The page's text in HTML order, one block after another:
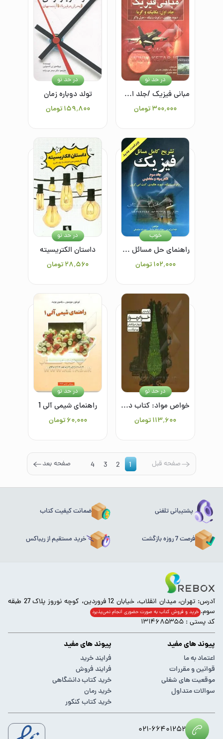
مبانی فیزیک /جلد اول: مکانیک و گرما
۳۰۰٬۰۰۰تومان
در حد نو
تولد دوباره زمان
۱۵۹٬۸۰۰ تومان
در حد نو
راهنمای حل مسائل فیزیک رابرت رزنیک، دیوید هالیدی، کنت اس. کرین: الکتریسیته و مغناطیس
۱۰۲٬۰۰۰ تومان
خوب
داستان الکتریسیته
۲۸٬۵۶۰تومان
در حد نو
خواص مواد: کتاب درسی
۱۱۳٬۶۰۰تومان
در حد نو
راهنمای شیمی آلی 1
۶۰٬۰۰۰ تومان
در حد نو
صفحه قبل 1
2
3
4 صفحه بعد
پشتیبانی تلفنی ضمانت کیفیت کتاب
فرصت 7 روزه بازگشت خرید مستقیم از ریباکس
آدرس: تهران، میدان انقلاب، خیابان 12 فروردین، کوچه نوروز پلاک 27 طبقه
سوم. خرید و فروش کتاب به صورت حضوری انجام‌ نمی‌پذیرد
کد پستی : ۱۳۱۴۶۸۵۳۵۵
پیوند های مفید
اعتماد به ما
قوانین و مقررات
موقعیت های شغلی
سوالات متداول
پیوند های مفید
فرایند خرید
فرایند فروش
خرید کتاب دانشگاهی
خرید رمان
خرید کتاب کنکور
۰۲۱-۶۶۴۰۱۲۵۲